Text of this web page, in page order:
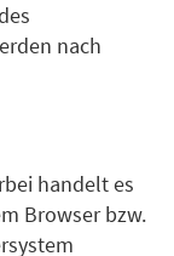
nach
handelt es
Browser bzw.